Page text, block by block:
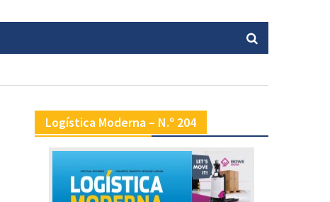
Logística Moderna – N.º 204